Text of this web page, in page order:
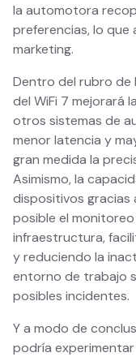
la automotora
preferencias, lo que
marketing.
Dentro del rubro de
del WiFi 7 mejorará
otros sistemas de
menor latencia y
gran medida la
Asimismo, la
dispositivos gracias
posible el
infraestructura,
y reduciendo la
entorno de trabajo
posibles incidentes.
Y a modo de
podría